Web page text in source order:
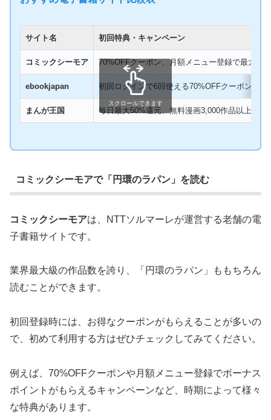
サイト名 初回特典・キャンペーン
コミックシーモア 70%OFFクーポン、月額メニュー登録で最大
ebookjapan 初回ログインで6回使える70%OFFクーポン
まんが王国 毎日最大50%還元、無料漫画3,000作品以上
スクロールできます
コミックシーモアで「円環のラパン」を読む
コミックシーモアは、NTTソルマーレが運営する老舗の電
子書籍サイトです。
業界最大級の作品数を誇り、「円環のラパン」ももちろん
読むことができます。
初回登録時には、お得なクーポンがもらえることが多いの
で、初めて利用する方はぜひチェックしてみてください。
例えば、70%OFFクーポンや月額メニュー登録でボーナス
ポイントがもらえるキャンペーンなど、時期によって様々
な特典があります。